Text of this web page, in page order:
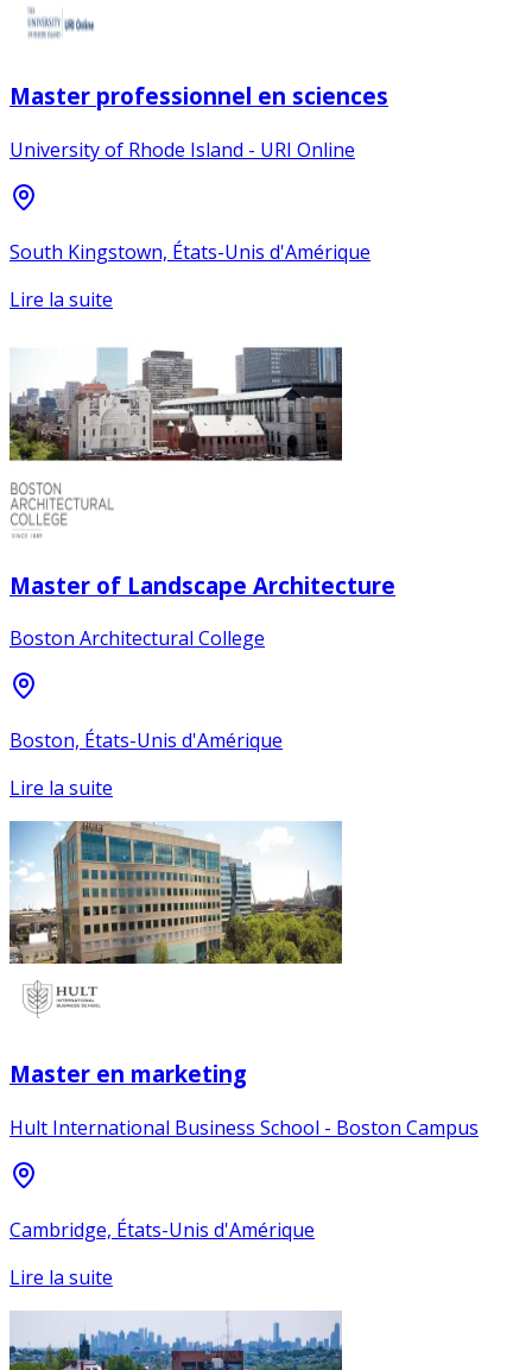
Master professionnel en sciences
University of Rhode Island - URI Online
South Kingstown, États-Unis d'Amérique
Lire la suite
Master of Landscape Architecture
Boston Architectural College
Boston, États-Unis d'Amérique
Lire la suite
Master en marketing
Hult International Business School - Boston Campus
Cambridge, États-Unis d'Amérique
Lire la suite